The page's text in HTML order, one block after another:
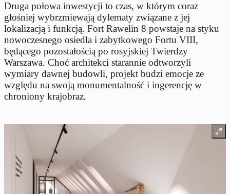
Druga połowa inwestycji to czas, w którym coraz
głośniej wybrzmiewają dylematy związane z jej
lokalizacją i funkcją. Fort Rawelin 8 powstaje na styku
nowoczesnego osiedla i zabytkowego Fortu VIII,
będącego pozostałością po rosyjskiej Twierdzy
Warszawa. Choć architekci starannie odtworzyli
wymiary dawnej budowli, projekt budzi emocje ze
względu na swoją monumentalność i ingerencję w
chroniony krajobraz.